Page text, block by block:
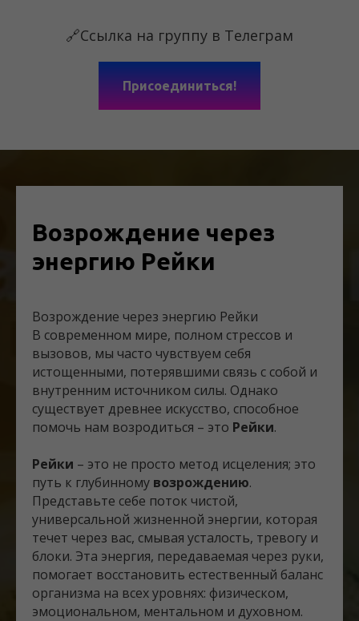
🔗Ссылка на группу в Телеграм
Присоединиться!
Возрождение через
энергию Рейки
Возрождение через энергию Рейки
В современном мире, полном стрессов и
вызовов, мы часто чувствуем себя
истощенными, потерявшими связь с собой и
внутренним источником силы. Однако
существует древнее искусство, способное
помочь нам возродиться – это Рейки.
Рейки – это не просто метод исцеления; это
путь к глубинному возрождению.
Представьте себе поток чистой,
универсальной жизненной энергии, которая
течет через вас, смывая усталость, тревогу и
блоки. Эта энергия, передаваемая через руки,
помогает восстановить естественный баланс
организма на всех уровнях: физическом,
эмоциональном, ментальном и духовном.